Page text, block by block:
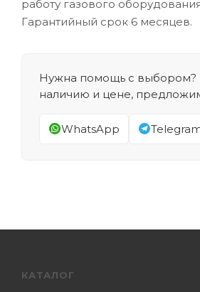
работу газового
Гарантийный срок 6 месяцев.
Нужна помощь с выбором?
наличию и цене,
WhatsApp
КАТАЛОГ